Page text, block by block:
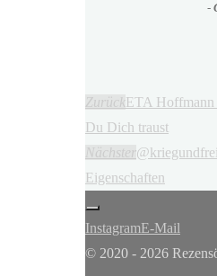
-
ZurückETA Hoffmann
Du Dich traust
Nächster
Eigenschaften
InstagramE-Mail
© 2020 - 2026